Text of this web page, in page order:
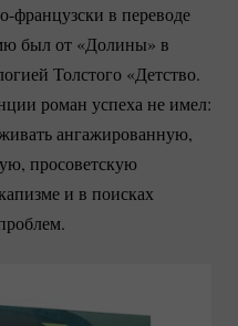
французски в переводе
был от «Долины» в
Толстого «Детство.
роман успеха не имел:
ангажированную,
просоветскую
и в поисках